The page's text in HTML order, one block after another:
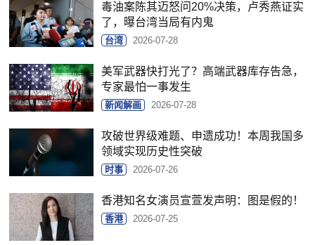
毒油案陈其迈怒问20%决策，卢秀燕证实
了，曝台湾当局有内鬼
台湾 2026-07-28
美军武器快打光了？高端武器库存告急，
专家最怕一事发生
新闻解画 2026-07-28
攻破世界级难题、申遗成功！本周我国多
领域实现历史性突破
时事 2026-07-26
香港知名女演员宣萱发声明：图是假的！
香港 2026-07-25